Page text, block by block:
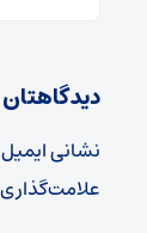
نشانی